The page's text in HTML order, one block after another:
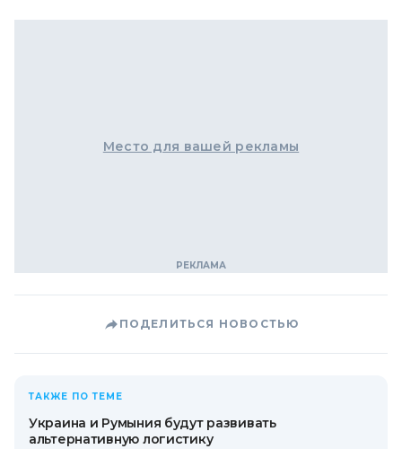
Место для вашей рекламы
ПОДЕЛИТЬСЯ НОВОСТЬЮ
ТАКЖЕ ПО ТЕМЕ
Украина и Румыния будут развивать
альтернативную логистику